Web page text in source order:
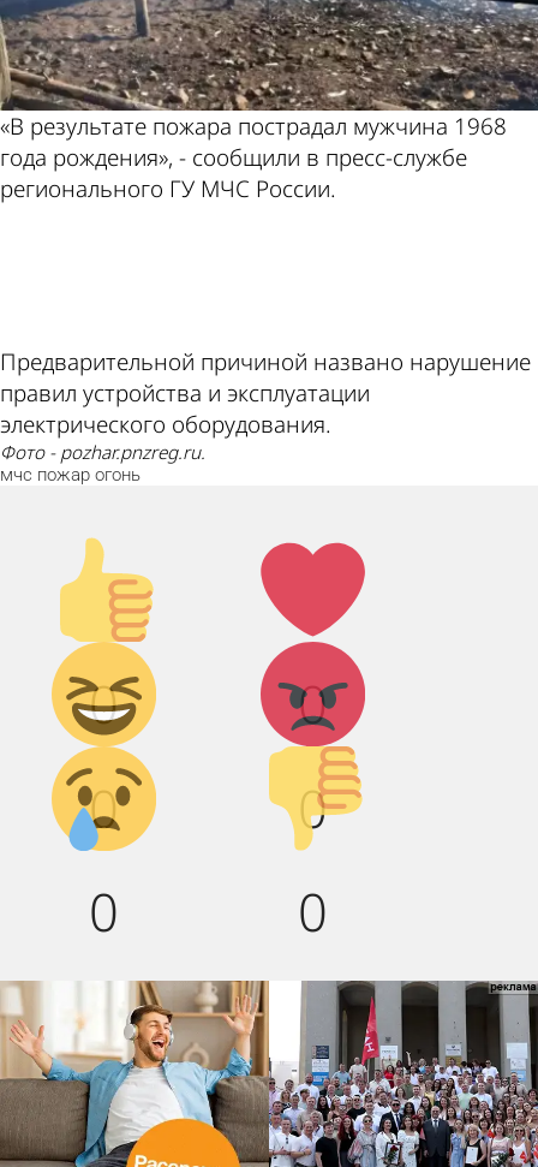
«В результате пожара пострадал мужчина 1968
года рождения», - сообщили в пресс-службе
регионального ГУ МЧС России.
Предварительной причиной названо нарушение
правил устройства и эксплуатации
электрического оборудования.
Фото - pozhar.pnzreg.ru.
мчс пожар огонь
Палец
вверх!
0
Лайк!
0
Дикий
смех!
0
Агрессия!
0
Грусть :(
0
Палец
вниз!
0